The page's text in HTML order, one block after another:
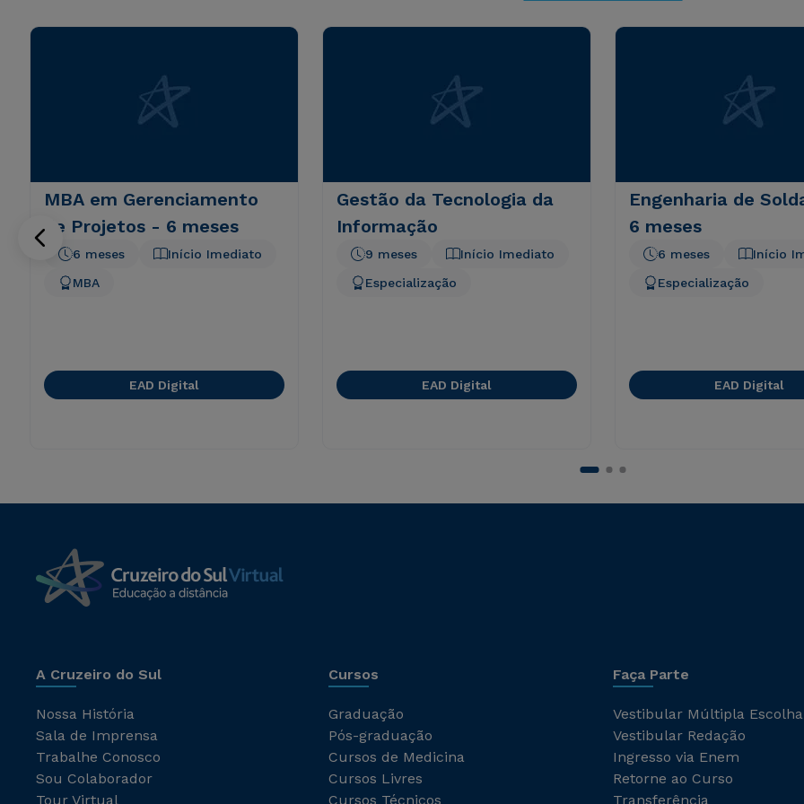
MBA em Gerenciamento
de Projetos - 6 meses
Início Imediato
6 meses
MBA
EAD Digital
Gestão da Tecnologia da
Informação
Início Imediato
9 meses
Especialização
EAD Digital
Engenharia de
6 meses
Início
6 meses
Especialização
EAD Digital
A Cruzeiro do Sul
Nossa História
Sala de Imprensa
Trabalhe Conosco
Sou Colaborador
Tour Virtual
Cursos
Graduação
Pós-graduação
Cursos de Medicina
Cursos Livres
Cursos Técnicos
Faça Parte
Vestibular Múltipla Escolha
Vestibular Redação
Ingresso via Enem
Retorne ao Curso
Transferência